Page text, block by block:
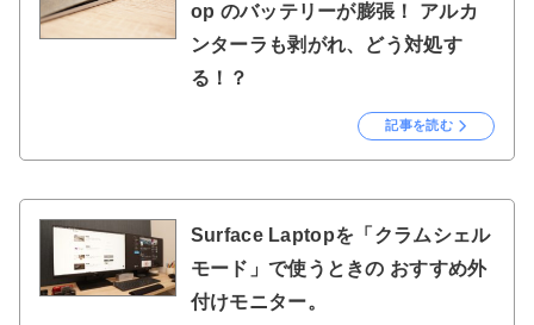
op のバッテリーが膨張！ アルカ
ンターラも剥がれ、どう対処す
る！？
記事を読む
Surface Laptopを「クラムシェル
モード」で使うときの おすすめ外
付けモニター。